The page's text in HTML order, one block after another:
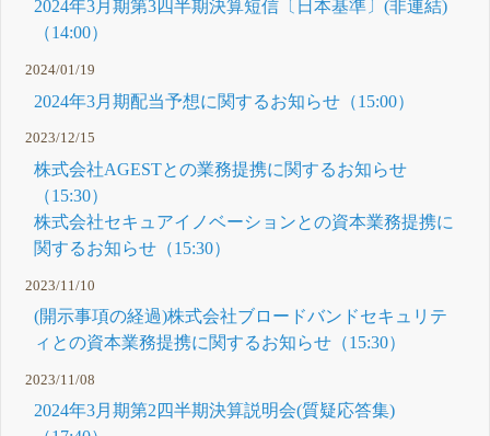
2024年3月期第3四半期決算短信〔日本基準〕(非連結)
（14:00）
2024/01/19
2024年3月期配当予想に関するお知らせ（15:00）
2023/12/15
株式会社AGESTとの業務提携に関するお知らせ
（15:30）
株式会社セキュアイノベーションとの資本業務提携に
関するお知らせ（15:30）
2023/11/10
(開示事項の経過)株式会社ブロードバンドセキュリテ
ィとの資本業務提携に関するお知らせ（15:30）
2023/11/08
2024年3月期第2四半期決算説明会(質疑応答集)